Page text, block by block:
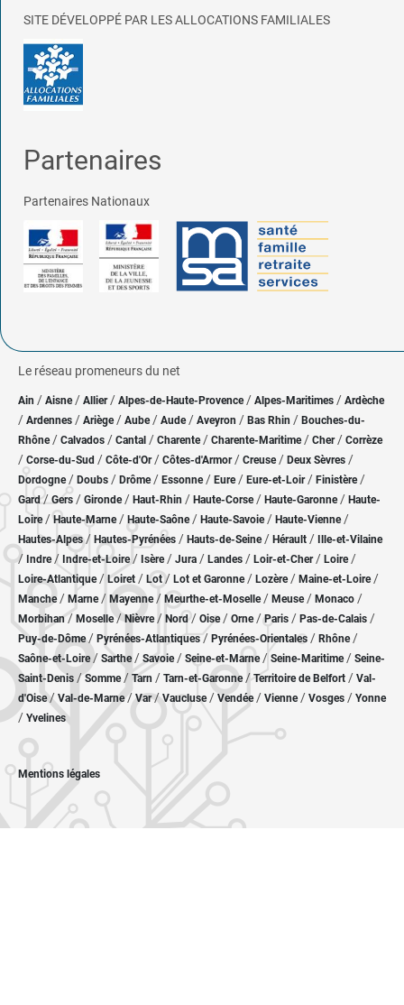
SITE DÉVELOPPÉ PAR LES ALLOCATIONS FAMILIALES
Partenaires
Partenaires Nationaux
Le réseau promeneurs du net
Ain / Aisne/ Allier/ Alpes-de-Haute-Provence / Alpes-Maritimes / Ardèche
/ Ardennes / Ariège/ Aube/ Aude / Aveyron / Bas Rhin / Bouches-du-
Rhône/ Calvados / Cantal / Charente / Charente-Maritime/ Cher / Corrèze
/ Corse-du-Sud / Côte-d'Or / Côtes-d'Armor/ Creuse/ Deux Sèvres /
Dordogne/ Doubs / Drôme/ Essonne / Eure/ Eure-et-Loir / Finistère/
Gard/Gers / Gironde/ Haut-Rhin / Haute-Corse/ Haute-Garonne/ Haute-
Loire/Haute-Marne/ Haute-Saône/ Haute-Savoie/ Haute-Vienne/
Hautes-Alpes/ Hautes-Pyrénées / Hauts-de-Seine/ Hérault / Ille-et-Vilaine
/ Indre/ Indre-et-Loire/ Isère/ Jura / Landes / Loir-et-Cher/ Loire/
Loire-Atlantique/ Loiret / Lot/ Lot et Garonne/ Lozère / Maine-et-Loire/
Manche/ Marne/ Mayenne/ Meurthe-et-Moselle/ Meuse/ Monaco /
Morbihan/ Moselle/ Nièvre / Nord/ Oise / Orne/Paris / Pas-de-Calais /
Puy-de-Dôme/ Pyrénées-Atlantiques / Pyrénées-Orientales / Rhône/
Saône-et-Loire/ Sarthe/ Savoie/ Seine-et-Marne/ Seine-Maritime/ Seine-
Saint-Denis /Somme/ Tarn / Tarn-et-Garonne/Territoire de Belfort / Val-
d'Oise/ Val-de-Marne/Var/Vaucluse/ Vendée/ Vienne/ Vosges / Yonne
/ Yvelines
Mentions légales